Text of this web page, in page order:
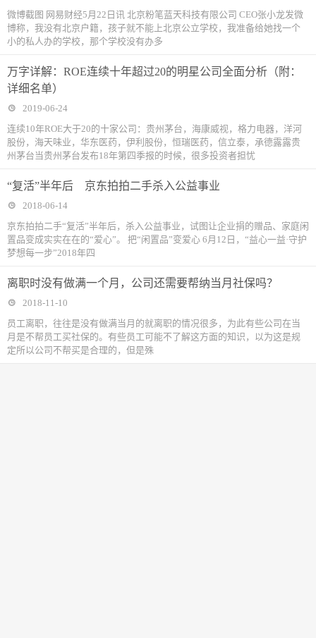
微博截图 网易财经5月22日讯 北京粉笔蓝天科技有限公司 CEO张小龙发微
博称，我没有北京户籍，孩子就不能上北京公立学校，我准备给她找一个
小的私人办的学校，那个学校没有办多
万字详解：ROE连续十年超过20的明星公司全面分析（附：
详细名单）
2019-06-24
连续10年ROE大于20的十家公司：贵州茅台，海康威视，格力电器，洋河
股份，海天味业，华东医药，伊利股份，恒瑞医药，信立泰，承德露露贵
州茅台当贵州茅台发布18年第四季报的时候，很多投资者担忧
“复活”半年后 京东拍拍二手杀入公益事业
2018-06-14
京东拍拍二手“复活”半年后，杀入公益事业，试图让企业捐的赠品、家庭闲
置品变成实实在在的“爱心”。 把“闲置品”变爱心 6月12日，“益心一益·守护
梦想每一步”2018年四
离职时没有做满一个月，公司还需要帮纳当月社保吗？
2018-11-10
​员工离职，往往是没有做满当月的就离职的情况很多，为此有些公司在当
月是不帮员工买社保的。有些员工可能不了解这方面的知识，以为这是规
定所以公司不帮买是合理的，但是殊